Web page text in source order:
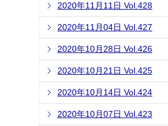
2020年11月11日 Vol.428
2020年11月04日 Vol.427
2020年10月28日 Vol.426
2020年10月21日 Vol.425
2020年10月14日 Vol.424
2020年10月07日 Vol.423